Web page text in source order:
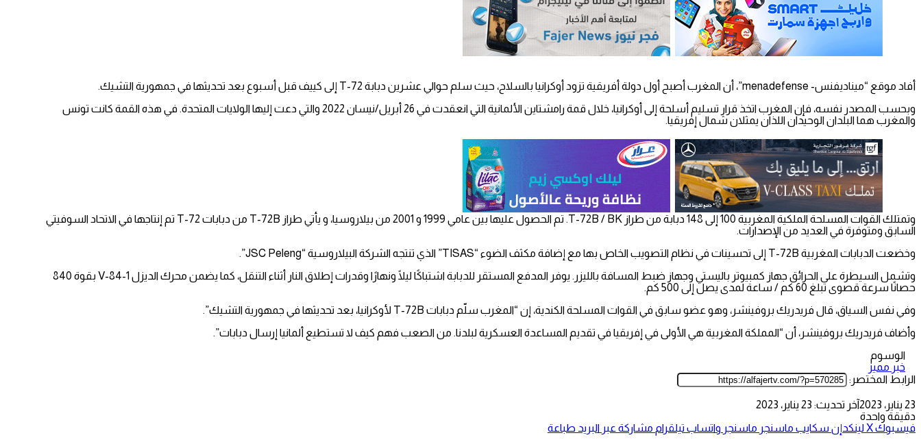
أفاد موقع “ميناديفنس- menadefense”، أن المغرب أصبح أول دولة أفريقية تزود أوكرانيا بالسلاح، حيث سلم حوالي عشرين دبابة T-72 إلى كييف قبل أسبوع بعد تحديثها في جمهورية التشيك.
وبحسب المصدر نفسه، فإن المغرب اتخذ قرار تسليم أسلحة إلى أوكرانيا، خلال قمة رامشتاين الألمانية التي انعقدت في 26 أبريل/نيسان 2022 والتي دعت إليها الولايات المتحدة. في هذه القمة كانت تونس
والمغرب هما البلدان الوحيدان اللذان يمثلان شمال إفريقيا.
وتمتلك القوات المسلحة الملكية المغربية 100 إلى 148 دبابة من طراز T-72B / BK. تم الحصول عليها بين عامي 1999 و 2001 من بيلاروسيا، و يأتي طراز T-72B من دبابات T-72 تم إنتاجها في الاتحاد السوفيتي
السابق ومتوفرة في العديد من الإصدارات.
وخضعت الدبابات المغربية T-72B إلى تحسينات في نظام التصويب الخاص بها مع إضافة مكثف الضوء “TISAS” الذي تنتجه الشركة البيلاروسية “JSC Peleng”.
وتشمل السيطرة على الحرائق جهاز كمبيوتر باليستي وجهاز ضبط المسافة بالليزر. يوفر المدفع المستقر للدبابة اشتباكًا ليلًا ونهارًا وقدرات إطلاق النار أثناء التنقل، كما يضمن محرك الديزل V-84-1 بقوة 840
حصانًا سرعة قصوى تبلغ 60 كم / ساعة لمدى يصل إلى 500 كم.
وفي نفس السياق، قال فريدريك بروفينشر، وهو عضو سابق في القوات المسلحة الكندية، إن “المغرب سلّم دبابات T-72B لأوكرانيا، بعد تحديثها في جمهورية التشيك”.
وأضاف فريدريك بروفينشر، أن “المملكة المغربية هي الأولى في إفريقيا في تقديم المساعدة العسكرية لبلدنا. من الصعب فهم كيف لا تستطيع ألمانيا إرسال دبابات”.
الوسوم
خبر مميز
الرابط المختصر:
23 يناير، 2023
آخر تحديث: 23 يناير، 2023
دقيقة واحدة
فيسبوك‫Xلينكدإن سكايب ماسنجر ماسنجر واتساب تيلقرام مشاركة عبر البريد طباعة